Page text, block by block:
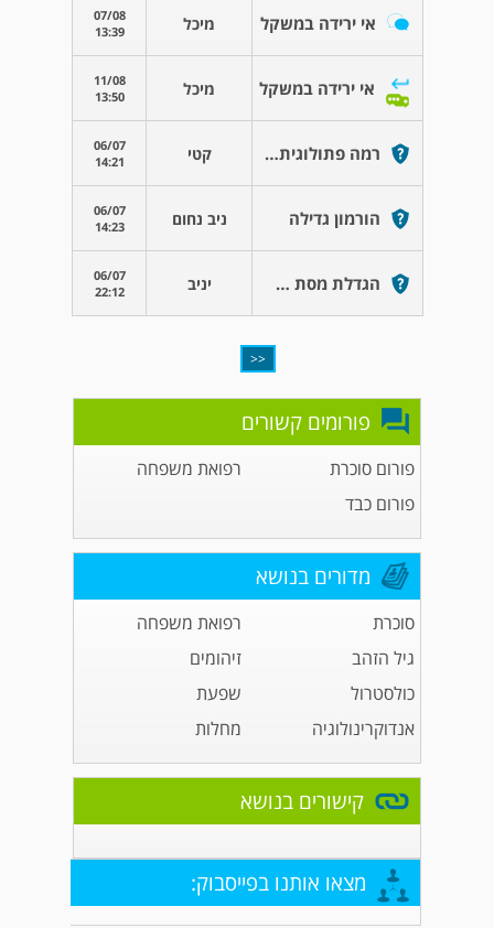
אי ירידה במשקל מיכל
07/08
13:39
אי ירידה במשקל מיכל
11/08
13:50
רמה פתולוגית של הורמוני בלוטת התריס קטי
06/07
14:21
הורמון גדילה ניב נחום
06/07
14:23
הגדלת מסת שריר ושומן בגוף יניב
06/07
22:12
<<
פורומים קשורים
פורום סוכרת
רפואת משפחה
פורום כבד
מדורים בנושא
סוכרת
רפואת משפחה
גיל הזהב
זיהומים
כולסטרול
שפעת
אנדוקרינולוגיה
מחלות
קישורים בנושא
מצאו אותנו בפייסבוק: